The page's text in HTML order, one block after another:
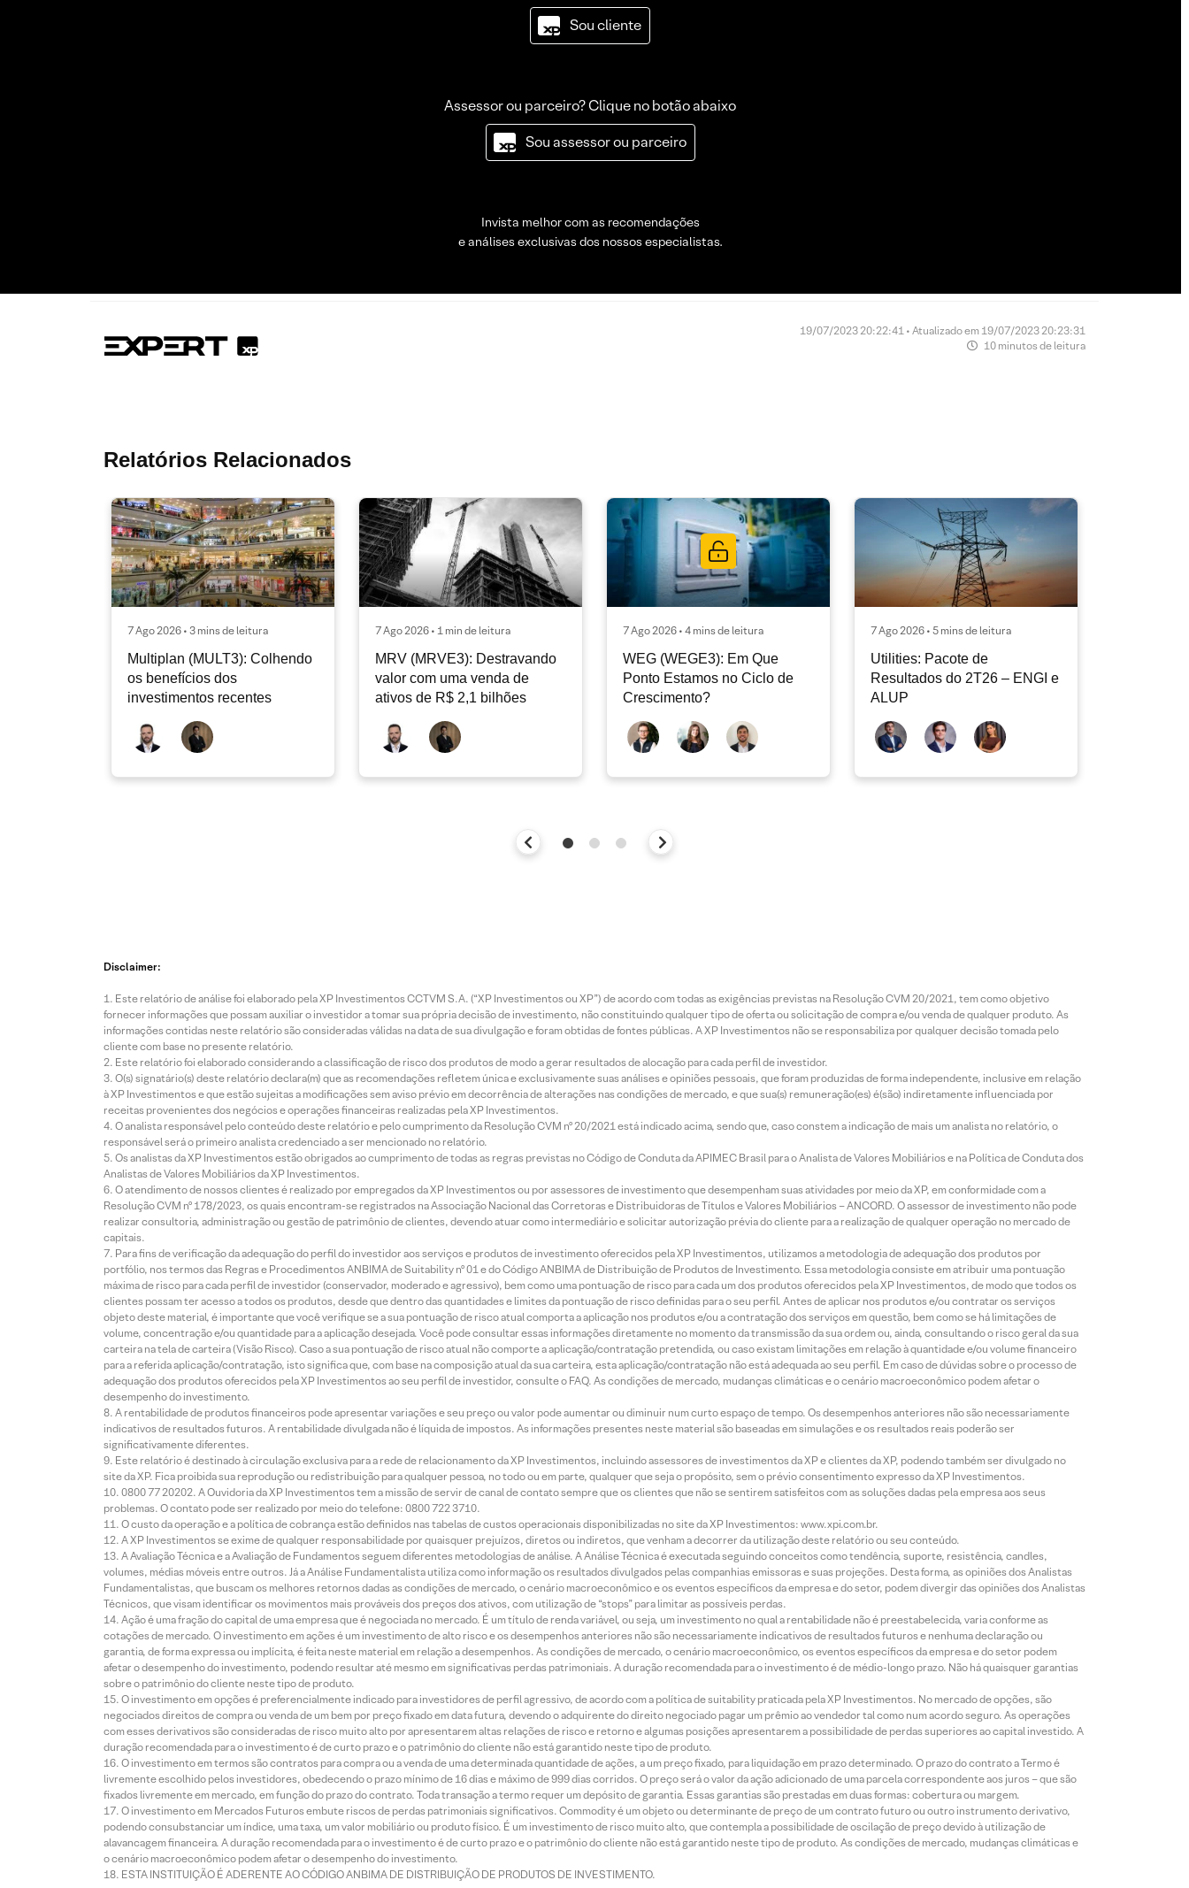
Sou cliente
Assessor ou parceiro? Clique no botão abaixo
Sou assessor ou parceiro
Invista melhor com as recomendações
e análises exclusivas dos nossos especialistas.
19/07/2023 20:22:41 • Atualizado em 19/07/2023 20:23:31
10 minutos de leitura
Relatórios Relacionados
7 Ago 2026 • 3 mins de leitura
Multiplan (MULT3): Colhendo
os benefícios dos
investimentos recentes
7 Ago 2026 • 1 min de leitura
MRV (MRVE3): Destravando
valor com uma venda de
ativos de R$ 2,1 bilhões
7 Ago 2026 • 4 mins de leitura
WEG (WEGE3): Em Que
Ponto Estamos no Ciclo de
Crescimento?
7 Ago 2026 • 5 mins de leitura
Utilities: Pacote de
Resultados do 2T26 – ENGI e
ALUP
Disclaimer:
Este relatório de análise foi elaborado pela XP Investimentos CCTVM S.A. (“XP Investimentos ou XP”) de acordo com todas as exigências previstas na Resolução CVM 20/2021, tem como objetivo
fornecer informações que possam auxiliar o investidor a tomar sua própria decisão de investimento, não constituindo qualquer tipo de oferta ou solicitação de compra e/ou venda de qualquer produto. As
informações contidas neste relatório são consideradas válidas na data de sua divulgação e foram obtidas de fontes públicas. A XP Investimentos não se responsabiliza por qualquer decisão tomada pelo
cliente com base no presente relatório.
Este relatório foi elaborado considerando a classificação de risco dos produtos de modo a gerar resultados de alocação para cada perfil de investidor.
O(s) signatário(s) deste relatório declara(m) que as recomendações refletem única e exclusivamente suas análises e opiniões pessoais, que foram produzidas de forma independente, inclusive em relação
à XP Investimentos e que estão sujeitas a modificações sem aviso prévio em decorrência de alterações nas condições de mercado, e que sua(s) remuneração(es) é(são) indiretamente influenciada por
receitas provenientes dos negócios e operações financeiras realizadas pela XP Investimentos.
O analista responsável pelo conteúdo deste relatório e pelo cumprimento da Resolução CVM nº 20/2021 está indicado acima, sendo que, caso constem a indicação de mais um analista no relatório, o
responsável será o primeiro analista credenciado a ser mencionado no relatório.
Os analistas da XP Investimentos estão obrigados ao cumprimento de todas as regras previstas no Código de Conduta da APIMEC Brasil para o Analista de Valores Mobiliários e na Política de Conduta dos
Analistas de Valores Mobiliários da XP Investimentos.
O atendimento de nossos clientes é realizado por empregados da XP Investimentos ou por assessores de investimento que desempenham suas atividades por meio da XP, em conformidade com a
Resolução CVM nº 178/2023, os quais encontram-se registrados na Associação Nacional das Corretoras e Distribuidoras de Títulos e Valores Mobiliários – ANCORD. O assessor de investimento não pode
realizar consultoria, administração ou gestão de patrimônio de clientes, devendo atuar como intermediário e solicitar autorização prévia do cliente para a realização de qualquer operação no mercado de
capitais.
Para fins de verificação da adequação do perfil do investidor aos serviços e produtos de investimento oferecidos pela XP Investimentos, utilizamos a metodologia de adequação dos produtos por
portfólio, nos termos das Regras e Procedimentos ANBIMA de Suitability nº 01 e do Código ANBIMA de Distribuição de Produtos de Investimento. Essa metodologia consiste em atribuir uma pontuação
máxima de risco para cada perfil de investidor (conservador, moderado e agressivo), bem como uma pontuação de risco para cada um dos produtos oferecidos pela XP Investimentos, de modo que todos os
clientes possam ter acesso a todos os produtos, desde que dentro das quantidades e limites da pontuação de risco definidas para o seu perfil. Antes de aplicar nos produtos e/ou contratar os serviços
objeto deste material, é importante que você verifique se a sua pontuação de risco atual comporta a aplicação nos produtos e/ou a contratação dos serviços em questão, bem como se há limitações de
volume, concentração e/ou quantidade para a aplicação desejada. Você pode consultar essas informações diretamente no momento da transmissão da sua ordem ou, ainda, consultando o risco geral da sua
carteira na tela de carteira (Visão Risco). Caso a sua pontuação de risco atual não comporte a aplicação/contratação pretendida, ou caso existam limitações em relação à quantidade e/ou volume financeiro
para a referida aplicação/contratação, isto significa que, com base na composição atual da sua carteira, esta aplicação/contratação não está adequada ao seu perfil. Em caso de dúvidas sobre o processo de
adequação dos produtos oferecidos pela XP Investimentos ao seu perfil de investidor, consulte o FAQ. As condições de mercado, mudanças climáticas e o cenário macroeconômico podem afetar o
desempenho do investimento.
A rentabilidade de produtos financeiros pode apresentar variações e seu preço ou valor pode aumentar ou diminuir num curto espaço de tempo. Os desempenhos anteriores não são necessariamente
indicativos de resultados futuros. A rentabilidade divulgada não é líquida de impostos. As informações presentes neste material são baseadas em simulações e os resultados reais poderão ser
significativamente diferentes.
Este relatório é destinado à circulação exclusiva para a rede de relacionamento da XP Investimentos, incluindo assessores de investimentos da XP e clientes da XP, podendo também ser divulgado no
site da XP. Fica proibida sua reprodução ou redistribuição para qualquer pessoa, no todo ou em parte, qualquer que seja o propósito, sem o prévio consentimento expresso da XP Investimentos.
0800 77 20202. A Ouvidoria da XP Investimentos tem a missão de servir de canal de contato sempre que os clientes que não se sentirem satisfeitos com as soluções dadas pela empresa aos seus
problemas. O contato pode ser realizado por meio do telefone: 0800 722 3710.
O custo da operação e a política de cobrança estão definidos nas tabelas de custos operacionais disponibilizadas no site da XP Investimentos: www.xpi.com.br.
A XP Investimentos se exime de qualquer responsabilidade por quaisquer prejuízos, diretos ou indiretos, que venham a decorrer da utilização deste relatório ou seu conteúdo.
A Avaliação Técnica e a Avaliação de Fundamentos seguem diferentes metodologias de análise. A Análise Técnica é executada seguindo conceitos como tendência, suporte, resistência, candles,
volumes, médias móveis entre outros. Já a Análise Fundamentalista utiliza como informação os resultados divulgados pelas companhias emissoras e suas projeções. Desta forma, as opiniões dos Analistas
Fundamentalistas, que buscam os melhores retornos dadas as condições de mercado, o cenário macroeconômico e os eventos específicos da empresa e do setor, podem divergir das opiniões dos Analistas
Técnicos, que visam identificar os movimentos mais prováveis dos preços dos ativos, com utilização de “stops” para limitar as possíveis perdas.
Ação é uma fração do capital de uma empresa que é negociada no mercado. É um título de renda variável, ou seja, um investimento no qual a rentabilidade não é preestabelecida, varia conforme as
cotações de mercado. O investimento em ações é um investimento de alto risco e os desempenhos anteriores não são necessariamente indicativos de resultados futuros e nenhuma declaração ou
garantia, de forma expressa ou implícita, é feita neste material em relação a desempenhos. As condições de mercado, o cenário macroeconômico, os eventos específicos da empresa e do setor podem
afetar o desempenho do investimento, podendo resultar até mesmo em significativas perdas patrimoniais. A duração recomendada para o investimento é de médio-longo prazo. Não há quaisquer garantias
sobre o patrimônio do cliente neste tipo de produto.
O investimento em opções é preferencialmente indicado para investidores de perfil agressivo, de acordo com a política de suitability praticada pela XP Investimentos. No mercado de opções, são
negociados direitos de compra ou venda de um bem por preço fixado em data futura, devendo o adquirente do direito negociado pagar um prêmio ao vendedor tal como num acordo seguro. As operações
com esses derivativos são consideradas de risco muito alto por apresentarem altas relações de risco e retorno e algumas posições apresentarem a possibilidade de perdas superiores ao capital investido. A
duração recomendada para o investimento é de curto prazo e o patrimônio do cliente não está garantido neste tipo de produto.
O investimento em termos são contratos para compra ou a venda de uma determinada quantidade de ações, a um preço fixado, para liquidação em prazo determinado. O prazo do contrato a Termo é
livremente escolhido pelos investidores, obedecendo o prazo mínimo de 16 dias e máximo de 999 dias corridos. O preço será o valor da ação adicionado de uma parcela correspondente aos juros – que são
fixados livremente em mercado, em função do prazo do contrato. Toda transação a termo requer um depósito de garantia. Essas garantias são prestadas em duas formas: cobertura ou margem.
O investimento em Mercados Futuros embute riscos de perdas patrimoniais significativos. Commodity é um objeto ou determinante de preço de um contrato futuro ou outro instrumento derivativo,
podendo consubstanciar um índice, uma taxa, um valor mobiliário ou produto físico. É um investimento de risco muito alto, que contempla a possibilidade de oscilação de preço devido à utilização de
alavancagem financeira. A duração recomendada para o investimento é de curto prazo e o patrimônio do cliente não está garantido neste tipo de produto. As condições de mercado, mudanças climáticas e
o cenário macroeconômico podem afetar o desempenho do investimento.
ESTA INSTITUIÇÃO É ADERENTE AO CÓDIGO ANBIMA DE DISTRIBUIÇÃO DE PRODUTOS DE INVESTIMENTO.